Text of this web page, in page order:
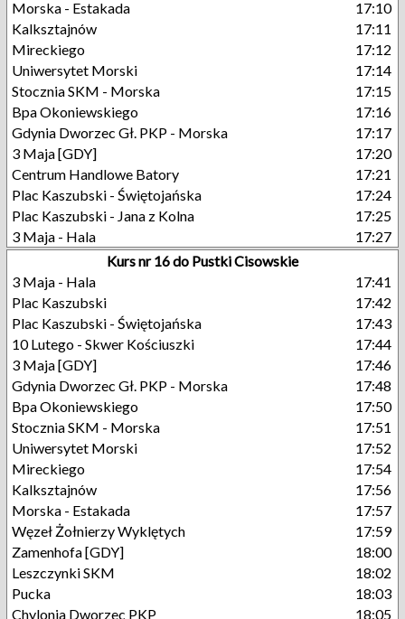
Morska - Estakada
17:10
Kalksztajnów
17:11
Mireckiego
17:12
Uniwersytet Morski
17:14
Stocznia SKM - Morska
17:15
Bpa Okoniewskiego
17:16
Gdynia Dworzec Gł. PKP - Morska
17:17
3 Maja [GDY]
17:20
Centrum Handlowe Batory
17:21
Plac Kaszubski - Świętojańska
17:24
Plac Kaszubski - Jana z Kolna
17:25
3 Maja - Hala
17:27
Kurs nr 16 do Pustki Cisowskie
3 Maja - Hala
17:41
Plac Kaszubski
17:42
Plac Kaszubski - Świętojańska
17:43
10 Lutego - Skwer Kościuszki
17:44
3 Maja [GDY]
17:46
Gdynia Dworzec Gł. PKP - Morska
17:48
Bpa Okoniewskiego
17:50
Stocznia SKM - Morska
17:51
Uniwersytet Morski
17:52
Mireckiego
17:54
Kalksztajnów
17:56
Morska - Estakada
17:57
Węzeł Żołnierzy Wyklętych
17:59
Zamenhofa [GDY]
18:00
Leszczynki SKM
18:02
Pucka
18:03
Chylonia Dworzec PKP
18:05